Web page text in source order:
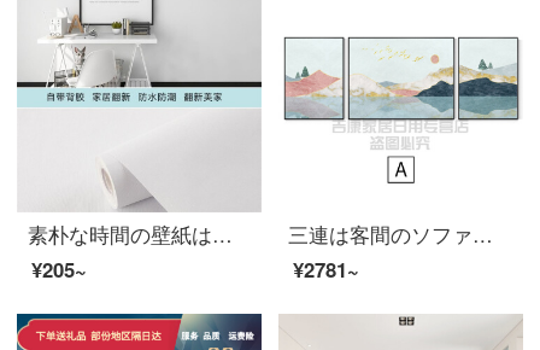
素朴な時間の壁紙は客間の寝室の暖かいモーランディの純色の北欧の風の防水して湿気を防いで新しいステッカーを貼ります。無地の壁紙の寮の大学生の寝室の家庭用壁紙の月歯の白い0.6*5メートル
¥205~
三連は客間のソファーの壁のソファーの後ろの装飾画客間の装飾画の北欧の風格の軽い贅沢な三連画の現代の簡単なソファーの背景の壁に抽象画の壁画の青山清夢を掛けます。
¥2781~